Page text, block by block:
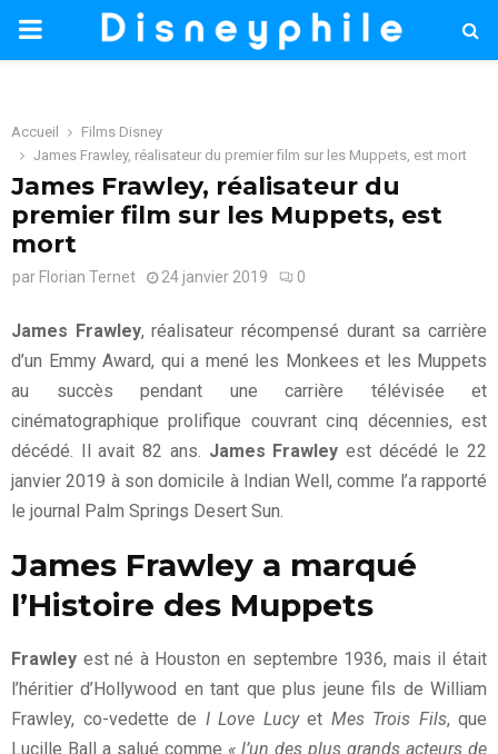
PRIMARY
Accueil
Films Disney
James Frawley, réalisateur du premier film sur les Muppets, est mort
James Frawley, réalisateur du
premier film sur les Muppets, est
mort
par Florian Ternet 24 janvier 2019 0
James Frawley, réalisateur récompensé durant sa carrière
d’un Emmy Award, qui a mené les Monkees et les Muppets
au succès pendant une carrière télévisée et
cinématographique prolifique couvrant cinq décennies, est
décédé. Il avait 82 ans. James Frawley est décédé le 22
janvier 2019 à son domicile à Indian Well, comme l’a rapporté
le journal Palm Springs Desert Sun.
James Frawley a marqué
l’Histoire des Muppets
Frawley est né à Houston en septembre 1936, mais il était
l’héritier d’Hollywood en tant que plus jeune fils de William
Frawley, co-vedette de I Love Lucyet Mes Trois Fils, que
Lucille Ball a salué comme « l’un des plus grands acteurs de